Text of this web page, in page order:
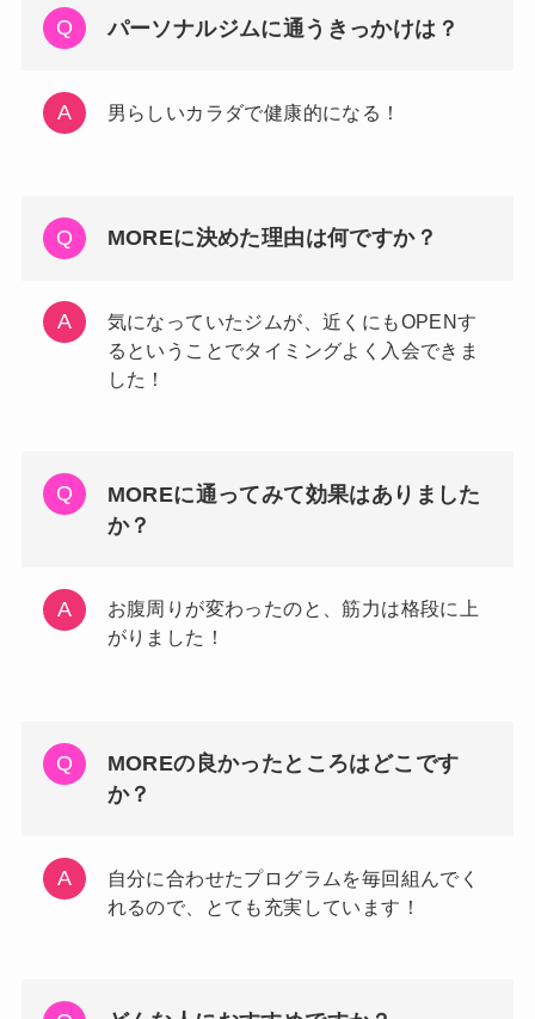
パーソナルジムに通うきっかけは？
男らしいカラダで健康的になる！
MOREに決めた理由は何ですか？
気になっていたジムが、近くにもOPENす
るということでタイミングよく入会できま
した！
MOREに通ってみて効果はありました
か？
お腹周りが変わったのと、筋力は格段に上
がりました！
MOREの良かったところはどこです
か？
自分に合わせたプログラムを毎回組んでく
れるので、とても充実しています！